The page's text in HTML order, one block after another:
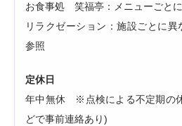
お食事処 笑福亭：メニューごと
リラクゼーション：施設ごとに
参照
定休日
年中無休 ※点検による不定期の
どで事前連絡あり)